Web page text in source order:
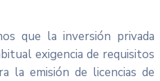
que la inversión privada
exigencia de requisitos
la emisión de licencias de